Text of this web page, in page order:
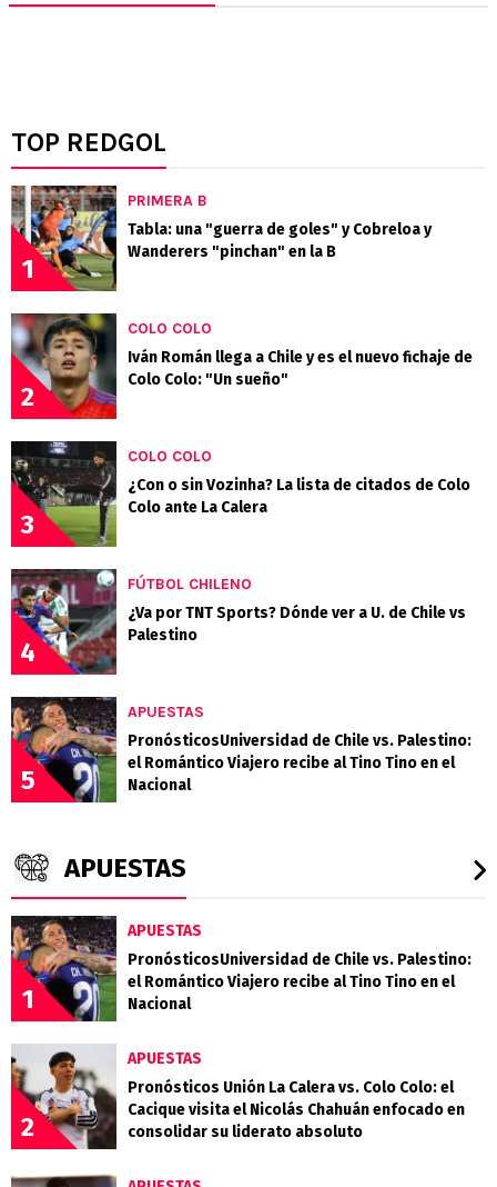
TOP REDGOL
1
PRIMERA B
Tabla: una "guerra de goles" y Cobreloa y
Wanderers "pinchan" en la B
2
COLO COLO
Iván Román llega a Chile y es el nuevo fichaje de
Colo Colo: "Un sueño"
3
COLO COLO
¿Con o sin Vozinha? La lista de citados de Colo
Colo ante La Calera
4
FÚTBOL CHILENO
¿Va por TNT Sports? Dónde ver a U. de Chile vs
Palestino
5
APUESTAS
PronósticosUniversidad de Chile vs. Palestino:
el Romántico Viajero recibe al Tino Tino en el
Nacional
APUESTAS
1
APUESTAS
PronósticosUniversidad de Chile vs. Palestino:
el Romántico Viajero recibe al Tino Tino en el
Nacional
2
APUESTAS
Pronósticos Unión La Calera vs. Colo Colo: el
Cacique visita el Nicolás Chahuán enfocado en
consolidar su liderato absoluto